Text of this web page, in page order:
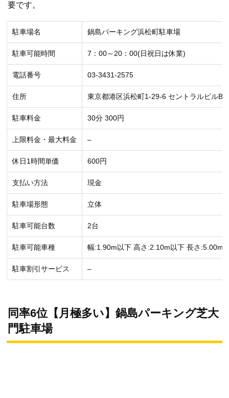
要です。
駐車場名 鍋島パーキング浜松町駐車場
駐車可能時間 7：00～20：00(日祝日は休業)
電話番号 03-3431-2575
住所 東京都港区浜松町1-29-6 セントラルビルB1
駐車料金 30分 300円
上限料金・最大料金 –
休日1時間単価 600円
支払い方法 現金
駐車場形態 立体
駐車可能台数 2台
駐車可能車種 幅:1.90m以下 高さ:2.10m以下 長さ:5.00m
駐車割引サービス –
同率6位【月極多い】鍋島パーキング芝大
門駐車場